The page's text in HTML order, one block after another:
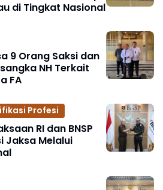
di Tingkat Nasional
Orang Saksi dan
NH Terkait
FA
Profesi
RI dan BNSP
Jaksa Melalui